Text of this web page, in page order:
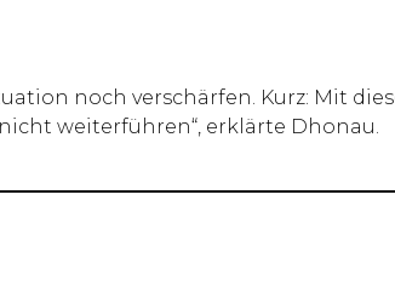
noch verschärfen. Kurz: Mit
weiterführen“, erklärte Dhonau.